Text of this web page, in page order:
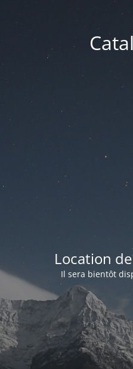
Location
Il sera bientôt